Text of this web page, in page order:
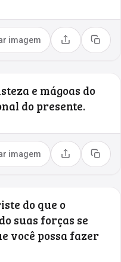
imagem Compartilhar
Copiar
e mágoas do
do presente.
imagem Compartilhar
Copiar
do que o
suas forças se
você possa fazer